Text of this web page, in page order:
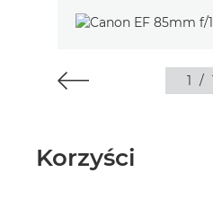
1 /
Korzyści